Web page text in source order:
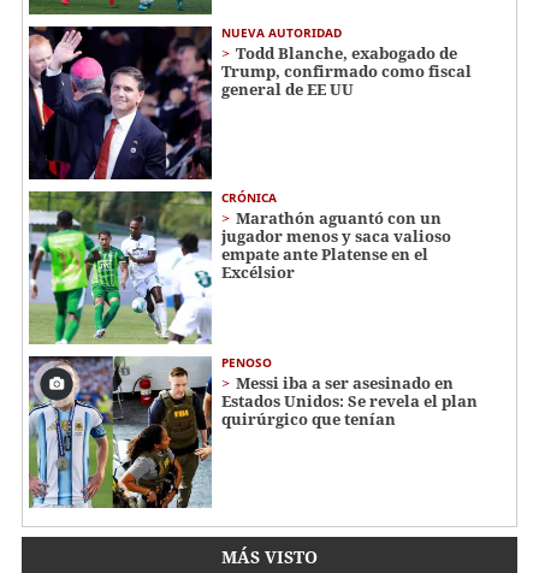
NUEVA AUTORIDAD
Todd Blanche, exabogado de
Trump, confirmado como fiscal
general de EE UU
CRÓNICA
Marathón aguantó con un
jugador menos y saca valioso
empate ante Platense en el
Excélsior
PENOSO
Messi iba a ser asesinado en
Estados Unidos: Se revela el plan
quirúrgico que tenían
MÁS VISTO